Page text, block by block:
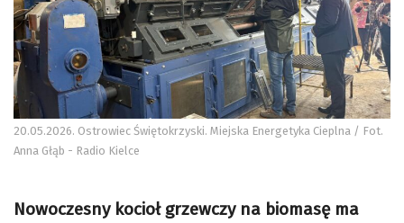
20.05.2026. Ostrowiec Świętokrzyski. Miejska Energetyka Cieplna / Fot.
Anna Głąb - Radio Kielce
Nowoczesny kocioł grzewczy na biomasę ma